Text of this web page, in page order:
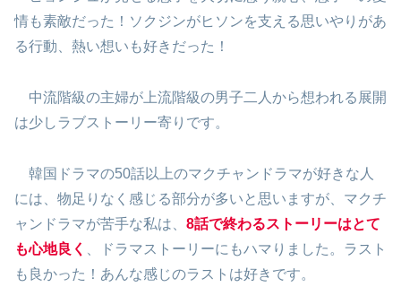
情も素敵だった！ソクジンがヒソンを支える思いやりがあ
る行動、熱い想いも好きだった！
中流階級の主婦が上流階級の男子二人から想われる展開
は少しラブストーリー寄りです。
韓国ドラマの50話以上のマクチャンドラマが好きな人
には、物足りなく感じる部分が多いと思いますが、マクチ
ャンドラマが苦手な私は、 8話で終わるストーリーはとて
も心地良く
、ドラマストーリーにもハマりました。ラスト
も良かった！あんな感じのラストは好きです。